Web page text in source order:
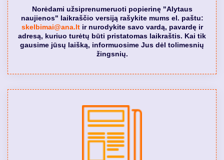
Norėdami užsiprenumeruoti popierinę "Alytaus
naujienos" laikraščio versiją rašykite mums el. paštu:
skelbimai@ana.ltir nurodykite savo vardą, pavardę ir
adresą, kuriuo turėtų būti pristatomas laikraštis. Kai tik
gausime jūsų laišką, informuosime Jus dėl tolimesnių
žingsnių.